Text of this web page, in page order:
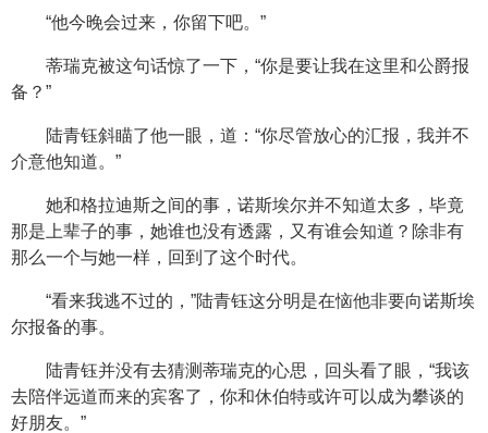
“他今晚会过来，你留下吧。”
蒂瑞克被这句话惊了一下，“你是要让我在这里和公爵报
备？”
陆青钰斜瞄了他一眼，道：“你尽管放心的汇报，我并不
介意他知道。”
她和格拉迪斯之间的事，诺斯埃尔并不知道太多，毕竟
那是上辈子的事，她谁也没有透露，又有谁会知道？除非有
那么一个与她一样，回到了这个时代。
“看来我逃不过的，”陆青钰这分明是在恼他非要向诺斯埃
尔报备的事。
陆青钰并没有去猜测蒂瑞克的心思，回头看了眼，“我该
去陪伴远道而来的宾客了，你和休伯特或许可以成为攀谈的
好朋友。”